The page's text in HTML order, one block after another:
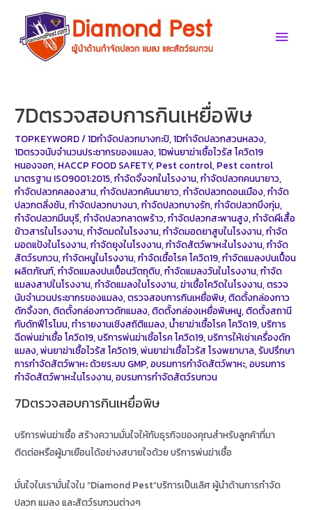
content
Main
7Dตรวจสอบการกินเหยื่อพิษ
TOPKEYWORD/1Dกำจัดปลวกบางกะปิ,1Dกำจัดปลวกสวนหลวง,
1Dตรวจนับจำนวนประชากรของแมลง,1Dพ่นยาฆ่าเชื้อไวรัส โควิด19
หนองจอก, HACCP FOOD SAFETY, Pest control, Pest control
มาตรฐาน ISO9001:2015,กำจัดจิ้งจกในโรงงาน,กำจัดปลวกคนนายาว,
กำจัดปลวกคลองสาน,กำจัดปลวกคันนายาว,กำจัดปลวกดอนเมือง,กำจัด
ปลวกตลิ่งชัน,กำจัดปลวกบางนา,กำจัดปลวกบางรัก,กำจัดปลวกบึงกุ่ม,
กำจัดปลวกมีนบุรี,กำจัดปลวกลาดพร้าว,กำจัดปลวกสะพานสูง,กำจัดผีเสื้อ
ข้าวสารในโรงงาน,กำจัดมดในโรงงาน,กำจัดมอดยาสูบในโรงงาน,กำจัด
มอดแป้งในโรงงาน,กำจัดยุงในโรงงาน,กำจัดสัตว์พาหะในโรงงาน,กำจัด
สัตว์รบกวน,กำจัดหนูในโรงงาน,กำจัดเชื้อโรค โควิด19,กำจัดแมลงปนเปื้อน
ผลิตภัณฑ์,กำจัดแมลงปนเปื้อนวัตถุดิบ,กำจัดแมลงวันในโรงงาน,กำจัด
แมลงสาปในโรงงาน,กำจัดแมลงในโรงงาน,ฆ่าเชื้อโควิดในโรงงาน,ตรวจ
นับจำนวนประชากรของแมลง,ตรวจสอบการกินเหยื่อพิษ,ติดตั้งกล่องกาว
ดักจิ้งจก,ติดตั้งกล่องกาวดักแมลง,ติดตั้งกล่องเหยื่อพิษหนู,ติดตั้งสถานี
กับดักฟีโรโมน,ทำรายงานเชิงสถิติแมลง,น้ำยาฆ่าเชื้อโรค โควิด19,บริการ
ฉีดพ่นฆ่าเชื้อ โควิด19,บริการพ่นฆ่าเชิ้อโรค โควิด19,บริการให้เช่าเครื่องดัก
แมลง,พ่นยาฆ่าเชื้อไวรัส โควิด19,พ่นยาฆ่าเชื้อไวรัส โรงพยาบาล,รับปรึกษา
การกำจัดสัตว์พาหะ ด้วยระบบ GMP,อบรมการกำจัดสัตว์พาหะ,อบรมการ
กำจัดสัตว์พาหะในโรงงาน,อบรมการกำจัดสัตว์รบกวน
7Dตรวจสอบการกินเหยื่อพิษ
บริการพ่นฆ่าเชื้อ สร้างความมั่นใจให้กับธุรกิจของคุณสำหรับลูกค้าที่มา
ติดต่อหรือผู้มาเยือนได้อย่างสบายใจด้วย บริการพ่นฆ่าเชื้อ
มั่นใจในเรามั่นใจใน “Diamond Pest”บริการเป็นเลิศ ผู้นำด้านการกำจัด
ปลวก แมลง และสัตว์รบกวนต่างๆ